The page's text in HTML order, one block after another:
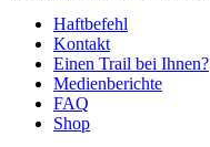
Haftbefehl
Kontakt
Einen Trail bei Ihnen?
Medienberichte
FAQ
Shop